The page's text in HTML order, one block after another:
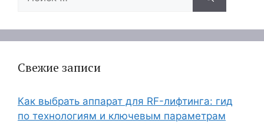
Свежие записи
Как выбрать аппарат для RF-лифтинга: гид
по технологиям и ключевым параметрам